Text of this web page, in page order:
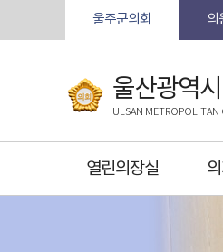
본문바로가기
울주군의회 의
울산광역
ULSAN
열린의장실